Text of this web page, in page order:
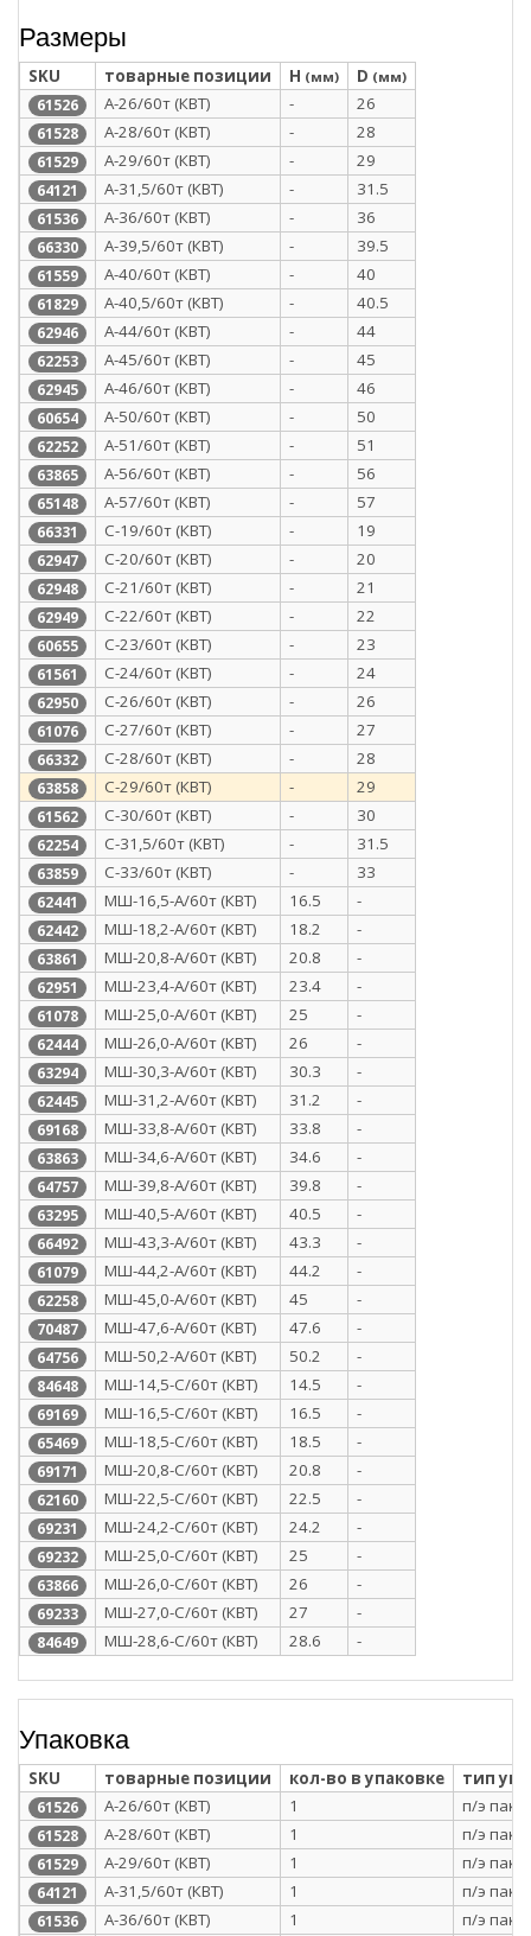
Размеры
SKU товарные позиции H (мм) D (мм)
61526 А-26/60т (КВТ) - 26
61528 А-28/60т (КВТ) - 28
61529 А-29/60т (КВТ) - 29
64121 А-31,5/60т (КВТ) - 31.5
61536 А-36/60т (КВТ) - 36
66330 А-39,5/60т (КВТ) - 39.5
61559 А-40/60т (КВТ) - 40
61829 А-40,5/60т (КВТ) - 40.5
62946 А-44/60т (КВТ) - 44
62253 А-45/60т (КВТ) - 45
62945 А-46/60т (КВТ) - 46
60654 А-50/60т (КВТ) - 50
62252 А-51/60т (КВТ) - 51
63865 А-56/60т (КВТ) - 56
65148 А-57/60т (КВТ) - 57
66331 С-19/60т (КВТ) - 19
62947 С-20/60т (КВТ) - 20
62948 С-21/60т (КВТ) - 21
62949 С-22/60т (КВТ) - 22
60655 С-23/60т (КВТ) - 23
61561 С-24/60т (КВТ) - 24
62950 С-26/60т (КВТ) - 26
61076 С-27/60т (КВТ) - 27
66332 С-28/60т (КВТ) - 28
63858 С-29/60т (КВТ) - 29
61562 С-30/60т (КВТ) - 30
62254 С-31,5/60т (КВТ) - 31.5
63859 С-33/60т (КВТ) - 33
62441 МШ-16,5-А/60т (КВТ) 16.5 -
62442 МШ-18,2-А/60т (КВТ) 18.2 -
63861 МШ-20,8-А/60т (КВТ) 20.8 -
62951 МШ-23,4-А/60т (КВТ) 23.4 -
61078 МШ-25,0-А/60т (КВТ) 25 -
62444 МШ-26,0-А/60т (КВТ) 26 -
63294 МШ-30,3-А/60т (КВТ) 30.3 -
62445 МШ-31,2-А/60т (КВТ) 31.2 -
69168 МШ-33,8-А/60т (КВТ) 33.8 -
63863 МШ-34,6-А/60т (КВТ) 34.6 -
64757 МШ-39,8-А/60т (КВТ) 39.8 -
63295 МШ-40,5-А/60т (КВТ) 40.5 -
66492 МШ-43,3-А/60т (КВТ) 43.3 -
61079 МШ-44,2-А/60т (КВТ) 44.2 -
62258 МШ-45,0-А/60т (КВТ) 45 -
70487 МШ-47,6-А/60т (КВТ) 47.6 -
64756 МШ-50,2-А/60т (КВТ) 50.2 -
84648 МШ-14,5-С/60т (КВТ) 14.5 -
69169 МШ-16,5-С/60т (КВТ) 16.5 -
65469 МШ-18,5-С/60т (КВТ) 18.5 -
69171 МШ-20,8-С/60т (КВТ) 20.8 -
62160 МШ-22,5-С/60т (КВТ) 22.5 -
69231 МШ-24,2-С/60т (КВТ) 24.2 -
69232 МШ-25,0-С/60т (КВТ) 25 -
63866 МШ-26,0-С/60т (КВТ) 26 -
69233 МШ-27,0-С/60т (КВТ) 27 -
84649 МШ-28,6-С/60т (КВТ) 28.6 -
Упаковка
SKU товарные позиции кол-во в упаковке тип
61526 А-26/60т (КВТ) 1 п/э
61528 А-28/60т (КВТ) 1 п/э
61529 А-29/60т (КВТ) 1 п/э
64121 А-31,5/60т (КВТ) 1 п/э
61536 А-36/60т (КВТ) 1 п/э